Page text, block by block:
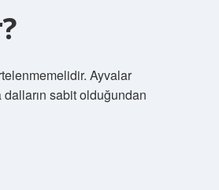
Ayvalar
sabit olduğundan